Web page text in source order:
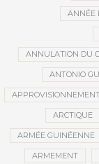
ANNÉE
ANNULATION DU
ANTONIO
ARCTIQUE
ARMÉE GUINÉENNE
ARMEMENT